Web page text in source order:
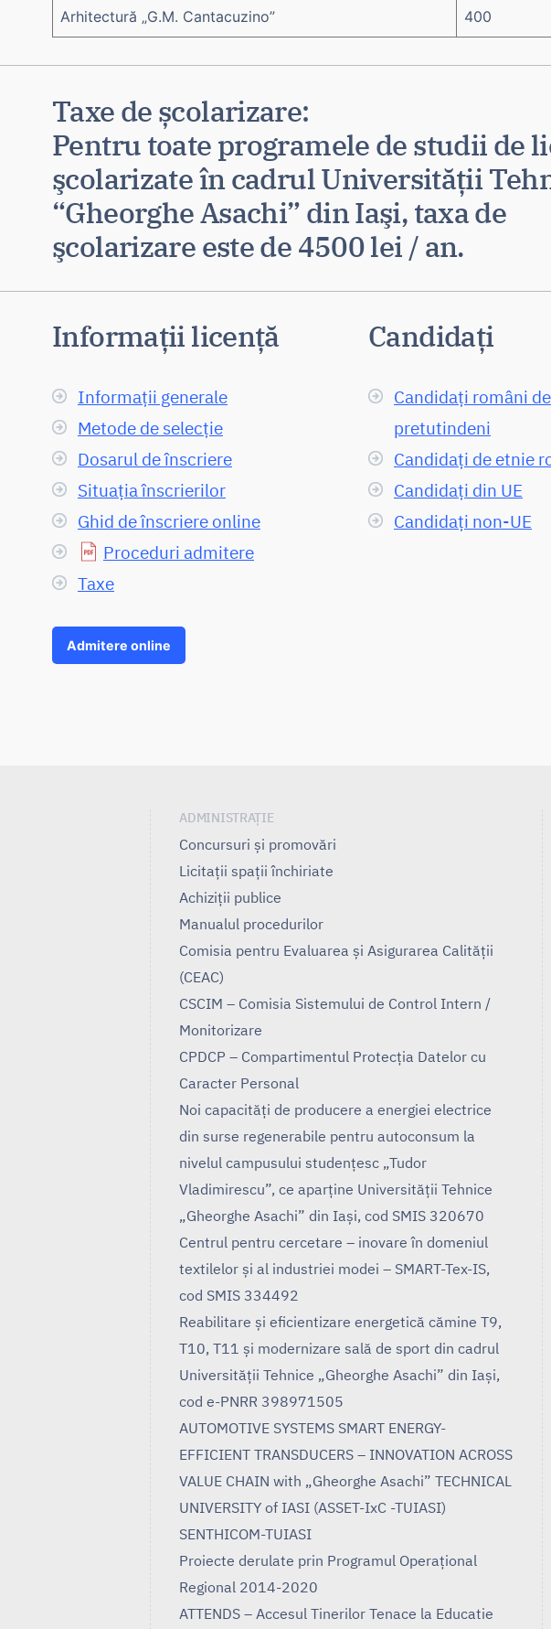
Arhitectură „G.M. Cantacuzino” 400
Taxe de școlarizare:
Pentru toate programele de studii de
şcolarizate în cadrul Universităţii
“Gheorghe Asachi” din Iaşi, taxa de
şcolarizare este de 4500 lei / an.
Informații licență
Informații generale
Metode de selecție
Dosarul de înscriere
Situația înscrierilor
Ghid de înscriere online
Proceduri admitere
Taxe
Admitere online
Candidați
Candidați români de
pretutindeni
Candidați de etnie
Candidați din UE
Candidați non-UE
ADMINISTRAȚIE
Concursuri și promovări
Licitații spații închiriate
Achiziții publice
Manualul procedurilor
Comisia pentru Evaluarea și Asigurarea Calității
(CEAC)
CSCIM – Comisia Sistemului de Control Intern /
Monitorizare
CPDCP – Compartimentul Protecția Datelor cu
Caracter Personal
Noi capacități de producere a energiei electrice
din surse regenerabile pentru autoconsum la
nivelul campusului studențesc „Tudor
Vladimirescu”, ce aparține Universității Tehnice
„Gheorghe Asachi” din Iași, cod SMIS 320670
Centrul pentru cercetare – inovare în domeniul
textilelor și al industriei modei – SMART-Tex-IS,
cod SMIS 334492
Reabilitare și eficientizare energetică cămine T9,
T10, T11 și modernizare sală de sport din cadrul
Universității Tehnice „Gheorghe Asachi” din Iași,
cod e-PNRR 398971505
AUTOMOTIVE SYSTEMS SMART ENERGY-
EFFICIENT TRANSDUCERS – INNOVATION ACROSS
VALUE CHAIN with „Gheorghe Asachi” TECHNICAL
UNIVERSITY of IASI (ASSET-IxC -TUIASI)
SENTHICOM-TUIASI
Proiecte derulate prin Programul Operaţional
Regional 2014-2020
ATTENDS – Accesul Tinerilor Tenace la Educatie